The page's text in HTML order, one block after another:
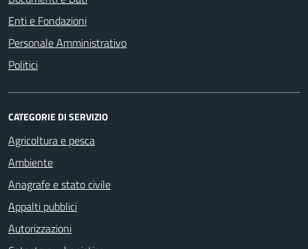
Enti e Fondazioni
Personale Amministrativo
Politici
CATEGORIE DI SERVIZIO
Agricoltura e pesca
Ambiente
Anagrafe e stato civile
Appalti pubblici
Autorizzazioni